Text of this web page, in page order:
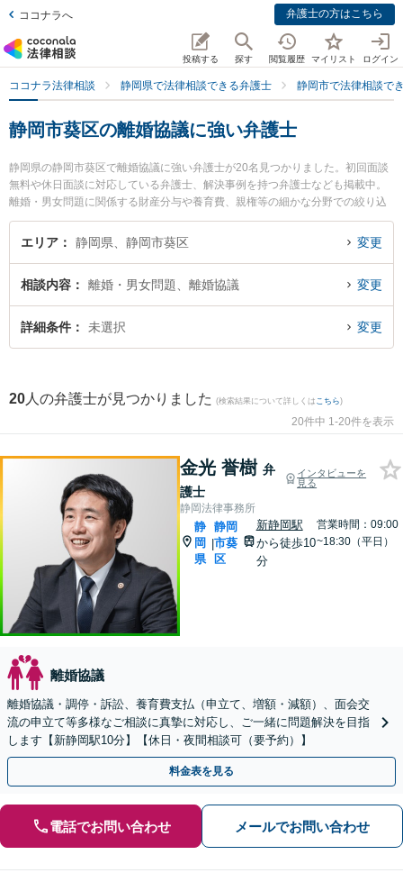
ココナラへ 弁護士の方はこちら
投稿する 探す 閲覧履歴 マイリスト ログイン
ココナラ法律相談 静岡県で法律相談できる弁護士 静岡市で法律相談で
静岡市葵区の離婚協議に強い弁護士
静岡県の静岡市葵区で離婚協議に強い弁護士が20名見つかりました。初回面談
無料や休日面談に対応している弁護士、解決事例を持つ弁護士なども掲載中。
離婚・男女問題に関係する財産分与や養育費、親権等の細かな分野での絞り込
み検索もでき便利です。特に静岡法律事務所の金光 誉樹弁護士や静岡法律事務
所の上野 哲郎弁護士、磯田法律事務所の磯田 秀樹弁護士のプロフィール情報や
ル解決の実績豊富な近くの弁護士を検索したい』『初回相談無料で離婚協議を
法律相談できる静岡市葵区内の弁護士に相談予約したい』などでお困りの相談
者さんにおすすめです。
エリア 静岡県、静岡市葵区 変更
相談内容 離婚・男女問題、離婚協議 変更
詳細条件 未選択 変更
20 人の弁護士が見つかりました (検索結果について詳しくは こちら)
20件中 1-20件を表示
金光 誉樹 弁
護士
インタビューを
見る
静岡法律事務所
静
岡
県
|
静岡
市葵
区
新静岡駅
から徒歩10
分
営業時間：09:00
~18:30（平日）
離婚協議
離婚協議・調停・訴訟、養育費支払（申立て、増額・減額）、面会交
流の申立て等多様なご相談に真摯に対応し、ご一緒に問題解決を目指
します【新静岡駅10分】【休日・夜間相談可（要予約）】
料金表を見る
電話でお問い合わせ メールでお問い合わせ